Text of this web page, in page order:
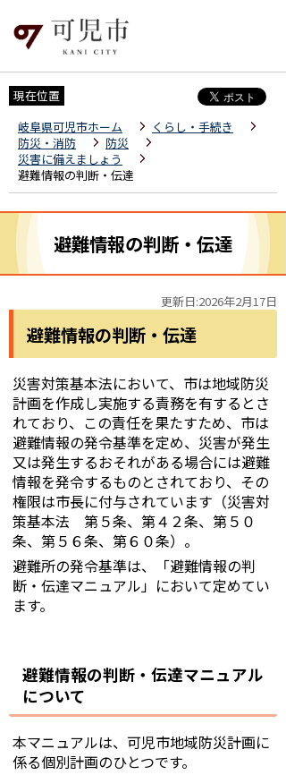
現在位置
岐阜県可児市ホーム
くらし・手続き
防災・消防
防災
災害に備えましょう
避難情報の判断・伝達
避難情報の判断・伝達
更新日:2026年2月17日
避難情報の判断・伝達
災害対策基本法において、市は地域防災
計画を作成し実施する責務を有するとさ
れており、この責任を果たすため、市は
避難情報の発令基準を定め、災害が発生
又は発生するおそれがある場合には避難
情報を発令するものとされており、その
権限は市長に付与されています（災害対
策基本法 第５条、第４２条、第５０
条、第５６条、第６０条）。
避難所の発令基準は、「避難情報の判
断・伝達マニュアル」において定めてい
ます。
避難情報の判断・伝達マニュアル
について
本マニュアルは、可児市地域防災計画に
係る個別計画のひとつです。